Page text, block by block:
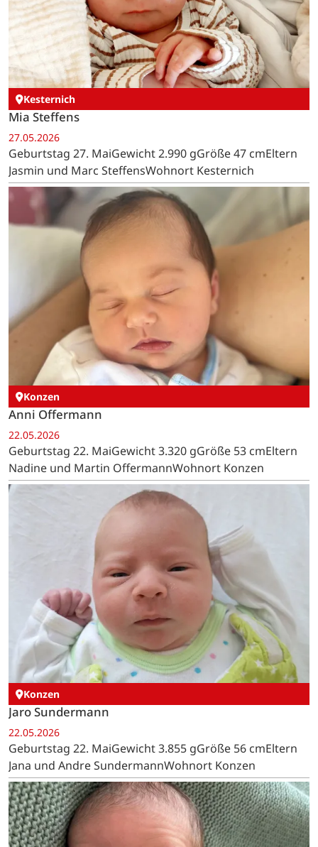
Kesternich
Mia Steffens
27.05.2026
Geburtstag 27. MaiGewicht 2.990 gGröße 47 cmEltern
Jasmin und Marc SteffensWohnort Kesternich
Konzen
Anni Offermann
22.05.2026
Geburtstag 22. MaiGewicht 3.320 gGröße 53 cmEltern
Nadine und Martin OffermannWohnort Konzen
Konzen
Jaro Sundermann
22.05.2026
Geburtstag 22. MaiGewicht 3.855 gGröße 56 cmEltern
Jana und Andre SundermannWohnort Konzen